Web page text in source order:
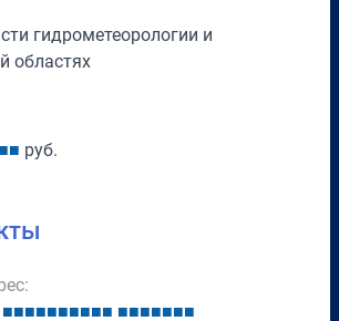
гидрометеорологии и
областях
■■ руб.
■■■■■■■■■■ ■■■■■■■